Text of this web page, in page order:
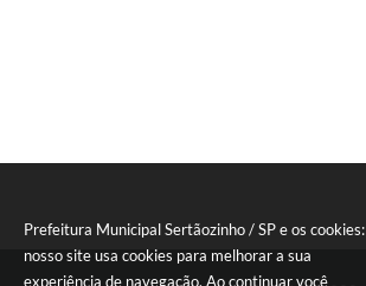
Prefeitura Municipal Sertãozinho / SP e os cookies:
nosso site usa cookies para melhorar a sua
experiência de navegação. Ao continuar você